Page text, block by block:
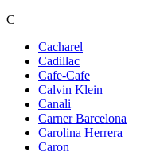
C
Cacharel
Cadillac
Cafe-Cafe
Calvin Klein
Canali
Carner Barcelona
Carolina Herrera
Caron